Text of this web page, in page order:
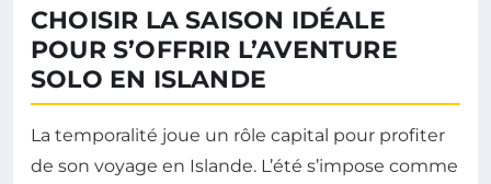
CHOISIR LA SAISON IDÉALE
POUR S’OFFRIR L’AVENTURE
SOLO EN ISLANDE
La temporalité joue un rôle capital pour profiter
de son voyage en Islande. L’été s’impose comme